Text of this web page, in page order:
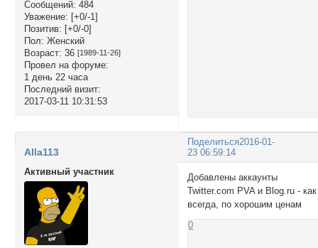
Сообщений: 484
Уважение: [+0/-1]
Позитив: [+0/-0]
Пол: Женский
Возраст: 36 [1989-11-26]
Провел на форуме:
1 день 22 часа
Последний визит:
2017-03-11 10:31:53
Поделиться2016-01-
23 06:59:14
Alla113
Активный участник
Добавлены аккаунты
Twitter.com PVA и Blog.ru - как
всегда, по хорошим ценам
0